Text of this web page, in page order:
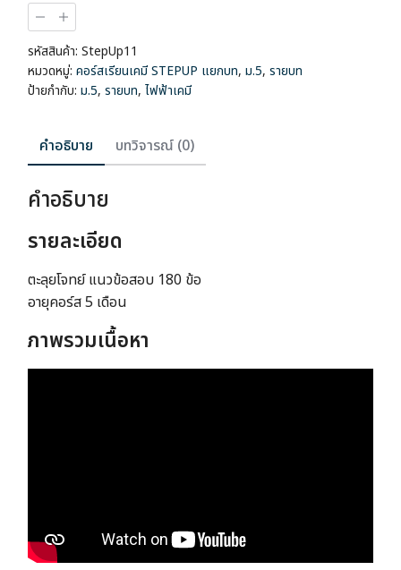
จำนวน
คอร์ส
เรียน
เคมี
StepUp
ไฟฟ้า
รหัสสินค้า: StepUp11
หมวดหมู่: คอร์สเรียนเคมี STEPUP แยกบท, ม.5, รายบท
ป้ายกำกับ: ม.5, รายบท, ไฟฟ้าเคมี
คำอธิบาย บทวิจารณ์ (0)
คำอธิบาย
รายละเอียด
ตะลุยโจทย์ แนวข้อสอบ 180 ข้อ
อายุคอร์ส 5 เดือน
ภาพรวมเนื้อหา